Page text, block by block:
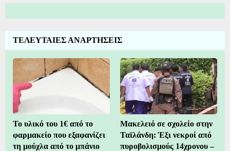
ΤΕΛΕΥΤΑΙΕΣ ΑΝΑΡΤΗΣΕΙΣ
Το υλικό του 1€ από το
φαρμακείο που εξαφανίζει
τη μούχλα από το μπάνιο
Μακελειό σε σχολείο στην
Ταϊλάνδη: Έξι νεκροί από
πυροβολισμούς 14χρονου –